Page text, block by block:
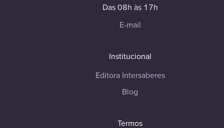
Das 08h às 17h
E-mail
Institucional
Editora Intersaberes
Blog
Termos